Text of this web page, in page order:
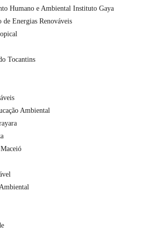
Humano e Ambiental Instituto Gaya
Energias Renováveis
Tocantins
Ambiental